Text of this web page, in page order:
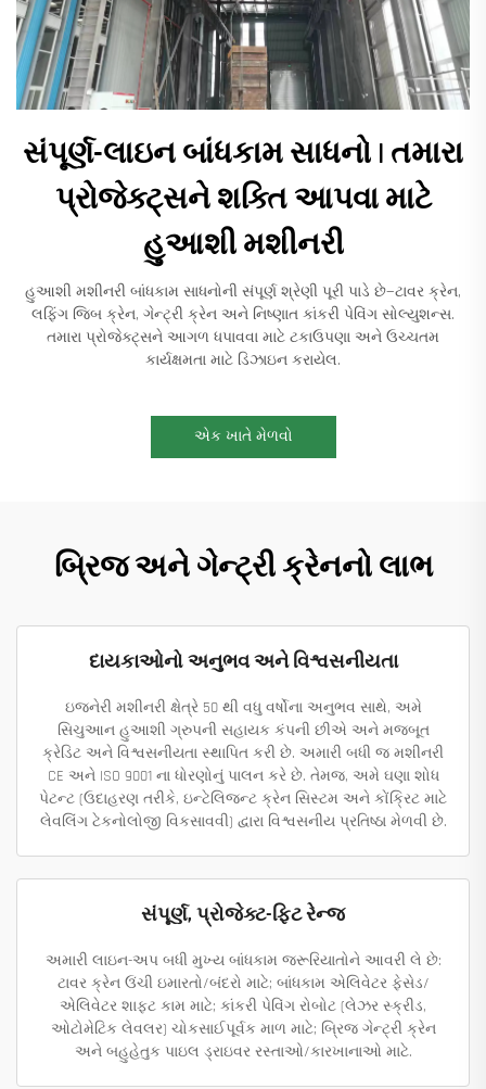
સંપૂર્ણ-લાઇન બાંધકામ સાધનો | તમારા
પ્રોજેક્ટ્સને શક્તિ આપવા માટે
હુઆશી મશીનરી
હુઆશી મશીનરી બાંધકામ સાધનોની સંપૂર્ણ શ્રેણી પૂરી પાડે છે—ટાવર ક્રેન,
લફિંગ જિબ ક્રેન, ગેન્ટ્રી ક્રેન અને નિષ્ણાત કાંકરી પેવિંગ સોલ્યુશન્સ.
તમારા પ્રોજેક્ટ્સને આગળ ધપાવવા માટે ટકાઉપણા અને ઉચ્ચતમ
કાર્યક્ષમતા માટે ડિઝાઇન કરાયેલ.
એક ખાતે મેળવો
બ્રિજ અને ગેન્ટ્રી ક્રેનનો લાભ
દાયકાઓનો અનુભવ અને વિશ્વસનીયતા
ઇજનેરી મશીનરી ક્ષેત્રે 50 થી વધુ વર્ષોના અનુભવ સાથે, અમે
સિચુઆન હુઆશી ગ્રુપની સહાયક કંપની છીએ અને મજબૂત
ક્રેડિટ અને વિશ્વસનીયતા સ્થાપિત કરી છે. અમારી બધી જ મશીનરી
CE અને ISO 9001 ના ધોરણોનું પાલન કરે છે. તેમજ, અમે ઘણા શોધ
પેટન્ટ (ઉદાહરણ તરીકે, ઇન્ટેલિજન્ટ ક્રેન સિસ્ટમ અને કોંક્રિટ માટે
લેવલિંગ ટેકનોલોજી વિકસાવવી) દ્વારા વિશ્વસનીય પ્રતિષ્ઠા મેળવી છે.
સંપૂર્ણ, પ્રોજેક્ટ-ફિટ રેન્જ
અમારી લાઇન-અપ બધી મુખ્ય બાંધકામ જરૂરિયાતોને આવરી લે છે:
ટાવર ક્રેન ઉંચી ઇમારતો/બંદરો માટે; બાંધકામ એલિવેટર ફેસેડ/
એલિવેટર શાફ્ટ કામ માટે; કાંકરી પેવિંગ રોબોટ (લેઝર સ્ક્રીડ,
ઓટોમેટિક લેવલર) ચોકસાઈપૂર્વક માળ માટે; બ્રિજ ગેન્ટ્રી ક્રેન
અને બહુહેતુક પાઇલ ડ્રાઇવર રસ્તાઓ/કારખાનાઓ માટે.